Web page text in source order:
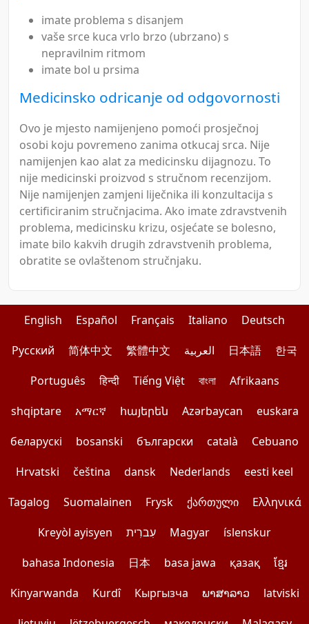
imate problema s disanjem
vaše srce kuca vrlo brzo (ubrzano) s
nepravilnim ritmom
imate bol u prsima
Medicinsko odricanje od odgovornosti
Ovo je mjesto namijenjeno pomoći prosječnoj
osobi koju povremeno zanima otkucaj srca. Nije
namijenjen kao alat za medicinsku dijagnozu. To
nije medicinski proizvod s stručnom recenzijom.
Nije namijenjen zamjeni liječnika ili konzultacija s
certificiranim stručnjacima. Ako imate zdravstvenih
problema, medicinsku krizu, osjećate se bolesno,
imate bilo kakvih drugih zdravstvenih problema,
obratite se ovlaštenom stručnjaku.
English Español Français Italiano
Deutsch
Pусский
简体中文 繁體中文 العربية 日本語
한국
Português
हिन्दी Tiếng Việt বাংলা
Afrikaans
shqiptare
አማርኛ հայերեն Azərbaycan
euskara
беларускі
bosanski български català
Cebuano
Hrvatski
čeština dansk Nederlands
eesti keel
Tagalog
Suomalainen Frysk ქართული
Ελληνικά
Kreyòl ayisyen
עִברִית Magyar
íslenskur
bahasa Indonesia
日本 basa jawa қазақ
ខ្មែរ
Kinyarwanda
Kurdî Кыргызча ພາສາລາວ
latviski